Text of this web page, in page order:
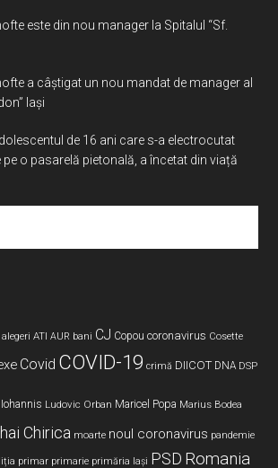
este din nou manager la Spitalul “Sf.
a câștigat un nou mandat de manager al
Iași
de 16 ani care s-a electrocutat
pe o pasarelă pietonală, a încetat din viață
alegeri ATI AUR bani CJ Copou coronavirus Cosette
Covid COVID-19 crimă DIICOT DNA DSP
Ludovic Orban Maricel Popa Marius Bodea
Chirica moarte noul coronavirus pandemie
primar primarie primăria Iași PSD Romania